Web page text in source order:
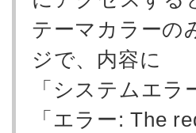
テーマカラーの
ジで、内容に
「システムエラ
「エラー: The